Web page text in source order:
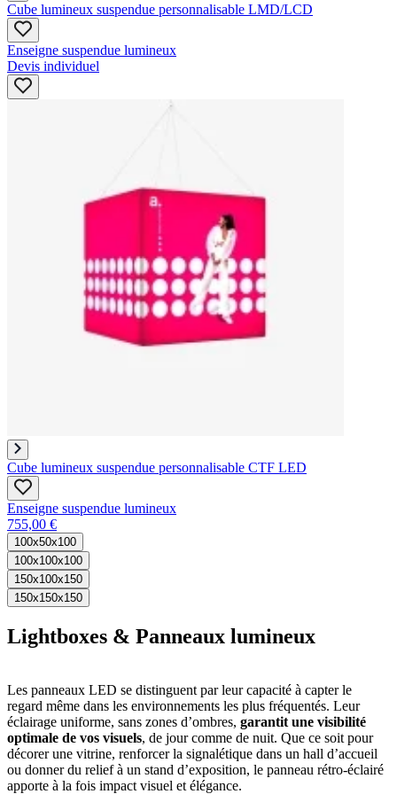
Cube lumineux suspendue personnalisable LMD/LCD
Enseigne suspendue lumineux
Devis individuel
Cube lumineux suspendue personnalisable CTF LED
Enseigne suspendue lumineux
755,00 €
100x50x100
100x100x100
150x100x150
150x150x150
Lightboxes & Panneaux lumineux
Les panneaux LED se distinguent par leur capacité à capter le
regard même dans les environnements les plus fréquentés. Leur
éclairage uniforme, sans zones d’ombres, garantit une visibilité
optimale de vos visuels, de jour comme de nuit. Que ce soit pour
décorer une vitrine, renforcer la signalétique dans un hall d’accueil
ou donner du relief à un stand d’exposition, le panneau rétro-éclairé
apporte à la fois impact visuel et élégance.